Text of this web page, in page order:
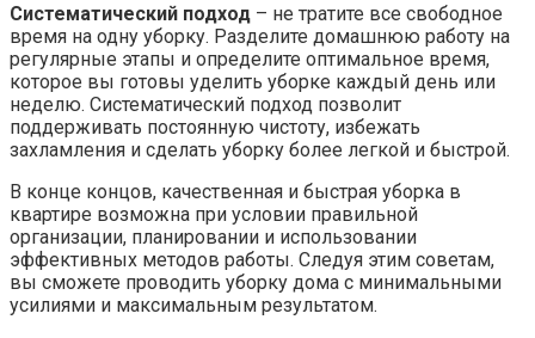
Систематический подход – не тратите все свободное
время на одну уборку. Разделите домашнюю работу на
регулярные этапы и определите оптимальное время,
которое вы готовы уделить уборке каждый день или
неделю. Систематический подход позволит
поддерживать постоянную чистоту, избежать
захламления и сделать уборку более легкой и быстрой.
В конце концов, качественная и быстрая уборка в
квартире возможна при условии правильной
организации, планировании и использовании
эффективных методов работы. Следуя этим советам,
вы сможете проводить уборку дома с минимальными
усилиями и максимальным результатом.